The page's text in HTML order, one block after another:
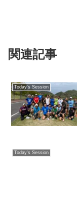
関連記事
Today's Session
Today's Session